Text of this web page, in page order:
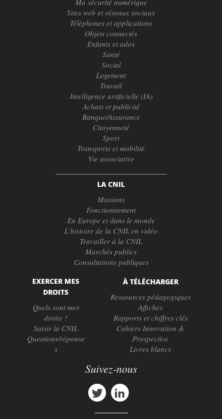
Ma sécurité numérique
Sites web et réseaux sociaux
Téléphones et applications
Objets connectés
Enfants et ados
Santé
Social
Logement
Travail
Intelligence artificielle (IA)
Achats et publicité
Banque/Assurance
Citoyenneté
Sport
Transports et mobilité
Vie associative
LA CNIL
Missions
Fonctionnement
En Europe et dans le monde
L’histoire de la CNIL en vidéo
Travailler à la CNIL
Marchés publics
Consultations publiques
EXERCER MES
DROITS
Quels sont mes
droits ?
Saisir la CNIL
Questions/réponse
s
À TÉLÉCHARGER
Ressources pédagogiques
Affiches
Rapports et chiffres clés
Cahiers Innovation &
Prospective
Livres blancs
Suivez-nous